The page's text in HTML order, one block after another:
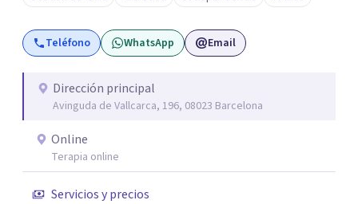
Teléfono WhatsApp Email
Dirección principal
Avinguda de Vallcarca, 196, 08023 Barcelona
Online
Terapia online
Servicios y precios